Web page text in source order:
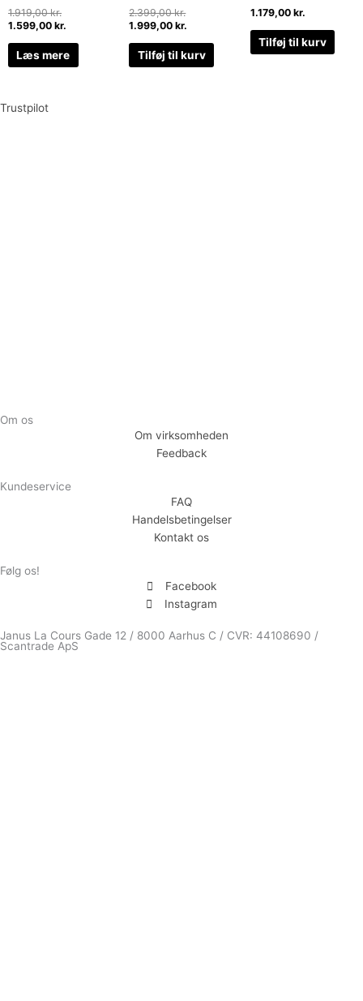
1.919,00kr.
1.599,00 kr.
Læs mere
2.399,00kr.
1.999,00kr.
Tilføj til kurv
1.179,00 kr.
Tilføj til kurv
Trustpilot
Om os
Om virksomheden
Feedback
Kundeservice
FAQ
Handelsbetingelser
Kontakt os
Følg os!
Facebook
Instagram
Janus La Cours Gade 12 / 8000 Aarhus C / CVR: 44108690 /
Scantrade ApS